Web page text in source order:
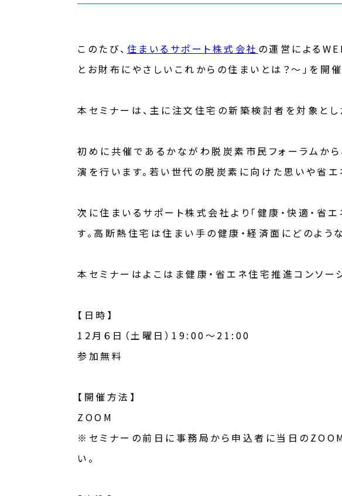
このたび、 住まいるサポート株式会社 の運営による
とお財布にやさしいこれからの住まいとは？～」を開催
本セミナーは、主に注文住宅の新築検討者を対象とし
初めに共催であるかながわ脱炭素市民フォーラムから
演を行います。若い世代の脱炭素に向けた思いや省
次に住まいるサポート株式会社より「健康・快適・省
す。高断熱住宅は住まい手の健康・経済面にどのよう
本セミナーはよこはま健康・省エネ住宅推進コンソー
【日時】
12月６日（土曜日）19:00～21:00
参加無料
【開催方法】
ZOOM
※セミナーの前日に事務局から申込者に当日の
い。